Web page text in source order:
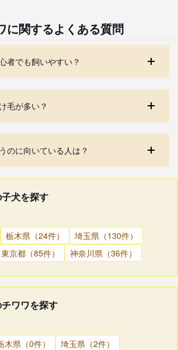
に関するよくある質問
者でも飼いやすい？
毛が多い？
のに向いている人は？
犬を探す
栃木県（24件）
埼玉県（130件）
東京都（85件） 神奈川県（36件）
ワワを探す
木県（0件）
埼玉県（2件）